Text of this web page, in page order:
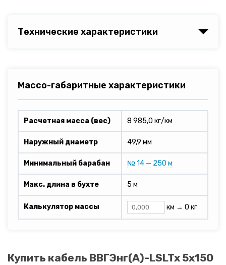
Технические характеристики
Массо-габаритные характеристики
Расчетная масса (вес) 8 985,0 кг/км
Наружный диаметр 49,9 мм
Минимальный барабан № 14 — 250 м
Макс. длина в бухте 5 м
Калькулятор массы км → 0 кг
Купить кабель ВВГЭнг(A)-LSLTx 5х150